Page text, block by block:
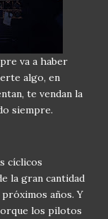
va a haber
algo, en
te vendan la
siempre.
cíclicos
la gran cantidad
años. Y
los pilotos